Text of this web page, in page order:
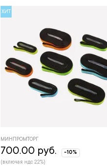
ХИТ
МИНПРОМТОРГ
700.00 руб.
-10%
(включая ндс 22%)